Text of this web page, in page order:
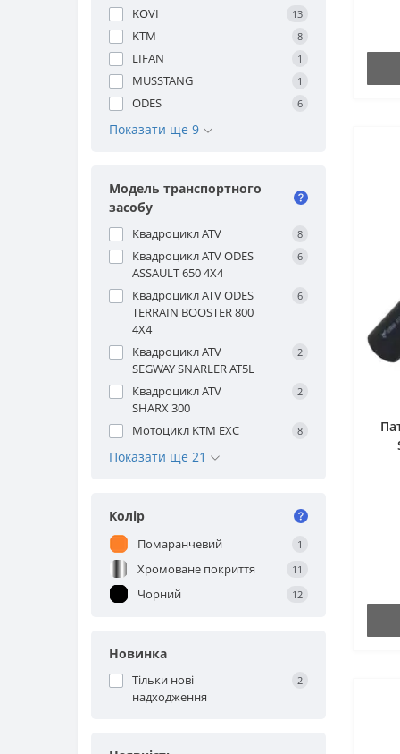
KOVI 13
KTM 8
LIFAN 1
MUSSTANG 1
ODES 6
Показати ще 9
Модель транспортного
засобу
Квадроцикл ATV 8
Квадроцикл ATV ODES
ASSAULT 650 4X4
6
Квадроцикл ATV ODES
TERRAIN BOOSTER 800
4X4
6
Квадроцикл ATV
SEGWAY SNARLER AT5L
2
Квадроцикл ATV
SHARX 300
2
Мотоцикл KTM EXC 8
Показати ще 21
Колір
Помаранчевий 1
Хромоване покриття 11
Чорний 12
Новинка
Тільки нові
надходження
2